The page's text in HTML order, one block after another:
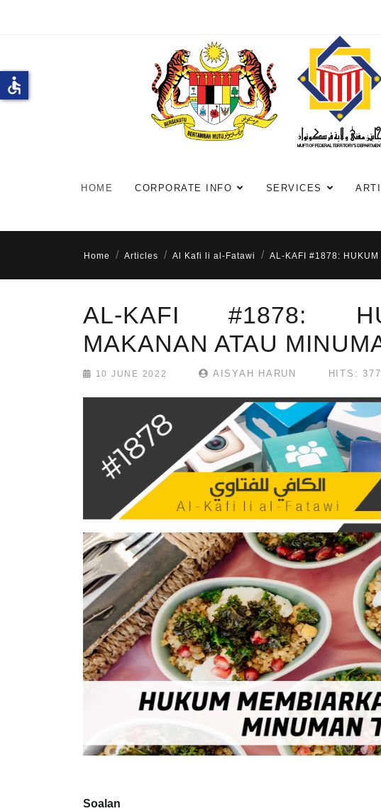
HOME CORPORATE INFO SERVICES
Home Articles Al Kafi li al-Fatawi AL-KAFI #1878: HUKUM
AL-KAFI #1878:
MAKANAN ATAU
10 JUNE 2022 AISYAH HARUN HITS:
Soalan
accessible